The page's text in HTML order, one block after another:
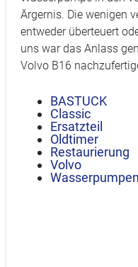
Ärgernis. Die wenigen
entweder überteuert
uns war das Anlass
Volvo B16
BASTUCK
Classic
Ersatzteil
Oldtimer
Restaurierung
Volvo
Wasserpumpen